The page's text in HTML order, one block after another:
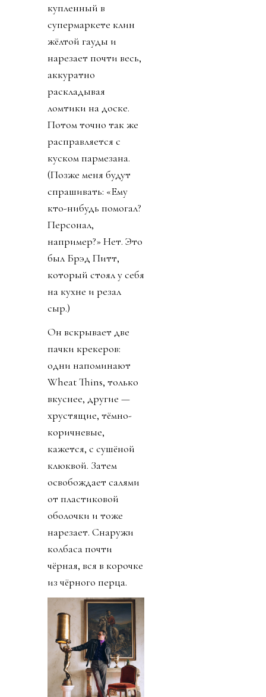
купленный в
супермаркете клин
жёлтой гауды и
нарезает почти весь,
аккуратно
раскладывая
ломтики на доске.
Потом точно так же
расправляется с
куском пармезана.
(Позже меня будут
спрашивать: «Ему
кто-нибудь помогал?
Персонал,
например?» Нет. Это
был Брэд Питт,
который стоял у себя
на кухне и резал
сыр.)
Он вскрывает две
пачки крекеров:
одни напоминают
Wheat Thins, только
вкуснее, другие —
хрустящие, тёмно-
коричневые,
кажется, с сушёной
клюквой. Затем
освобождает салями
от пластиковой
оболочки и тоже
нарезает. Снаружи
колбаса почти
чёрная, вся в корочке
из чёрного перца.